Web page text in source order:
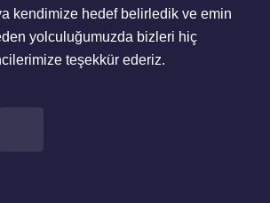
kendimize hedef belirledik ve emin
yolculuğumuzda bizleri hiç
teşekkür ederiz.